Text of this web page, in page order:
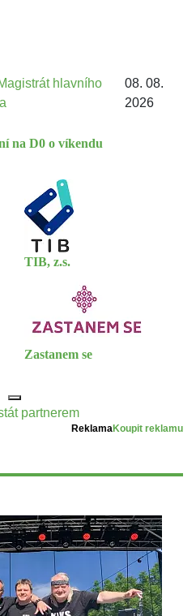
hlavního
08. 08.
2026
na D0 o víkendu
TIB, z.s.
Zastanem se
partnerem
ReklamaKoupit reklamu